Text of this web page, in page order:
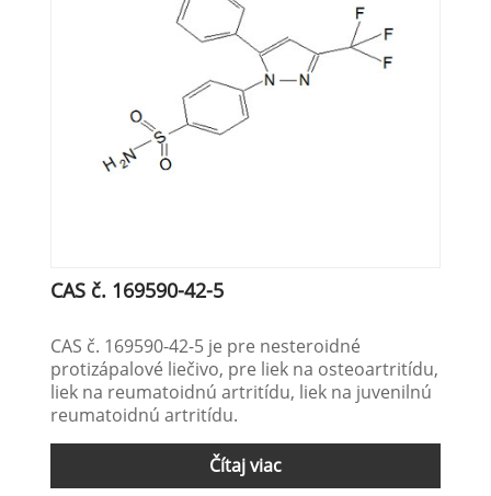
CAS č. 169590-42-5
CAS č. 169590-42-5 je pre nesteroidné
protizápalové liečivo, pre liek na osteoartritídu,
liek na reumatoidnú artritídu, liek na juvenilnú
reumatoidnú artritídu.
Čítaj viac